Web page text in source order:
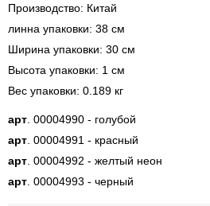
Производство: Китай
линна упаковки: 38 см
Ширина упаковки: 30 см
Высота упаковки: 1 см
Вес упаковки: 0.189 кг
арт . 00004990 - голубой
арт . 00004991 - красный
арт . 00004992 - желтый неон
арт . 00004993 - черный